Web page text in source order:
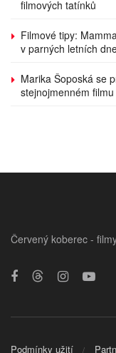
filmových tatínků
Filmové tipy:
v parných letních
Marika Šoposká se
stejnojmenném filmu
Červený koberec -
Podmínky užití